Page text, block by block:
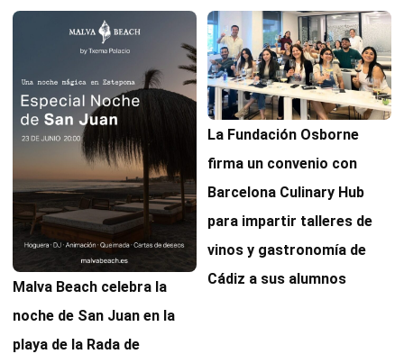
Malva Beach celebra la
noche de San Juan en la
playa de la Rada de
La Fundación Osborne
firma un convenio con
Barcelona Culinary Hub
para impartir talleres de
vinos y gastronomía de
Cádiz a sus alumnos